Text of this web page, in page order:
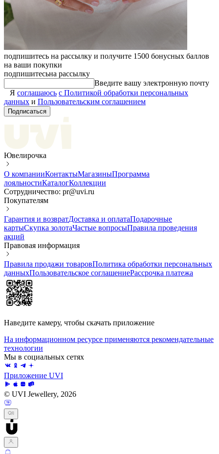
подпишитесь на рассылку и получите 1500 бонусных баллов
на ваши покупки
подпишитесьна рассылку
Введите вашу электронную почту
Я соглашаюсь с Политикой обработки персональных
данных и Пользовательским соглашением
Подписаться
Ювелирочка
О компанииКонтактыМагазиныПрограмма
лояльностиКаталогКоллекции
Сотрудничество: pr@uvi.ru
Покупателям
Гарантия и возвратДоставка и оплатаПодарочные
картыСкупка золотаЧастые вопросыПравила проведения
акций
Правовая информация
Правила продажи товаровПолитика обработки персональных
данныхПользовательское соглашениеРассрочка платежа
Наведите камеру, чтобы скачать приложение
На информационном ресурсе применяются рекомендательные
технологии
Мы в социальных сетях
Приложение UVI
© UVI Jewellery, 2026